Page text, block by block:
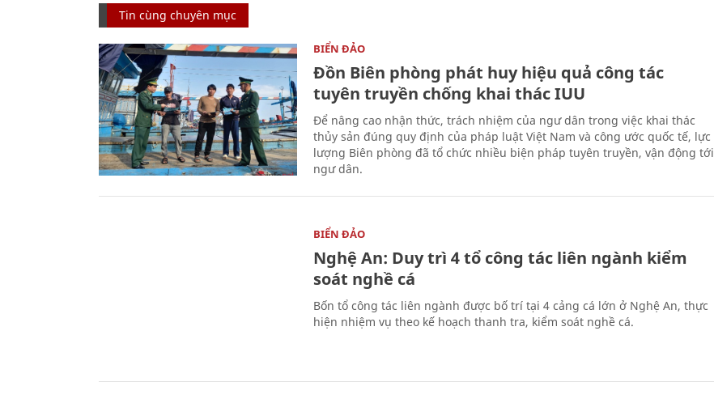
Tin cùng chuyên mục
BIỂN ĐẢO
Đồn Biên phòng phát huy hiệu quả công tác
tuyên truyền chống khai thác IUU
Để nâng cao nhận thức, trách nhiệm của ngư dân trong việc khai thác
thủy sản đúng quy định của pháp luật Việt Nam và công ước quốc tế, lực
lượng Biên phòng đã tổ chức nhiều biện pháp tuyên truyền, vận động tới
ngư dân.
BIỂN ĐẢO
Nghệ An: Duy trì 4 tổ công tác liên ngành kiểm
soát nghề cá
Bốn tổ công tác liên ngành được bố trí tại 4 cảng cá lớn ở Nghệ An, thực
hiện nhiệm vụ theo kế hoạch thanh tra, kiểm soát nghề cá.